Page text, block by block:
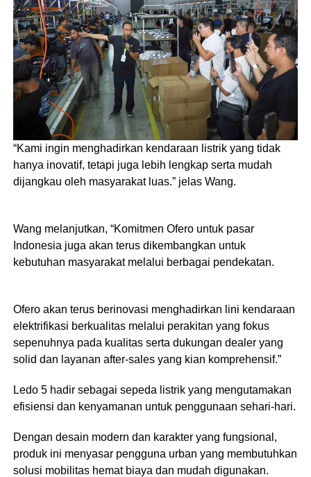
“Kami ingin menghadirkan kendaraan listrik yang tidak
hanya inovatif, tetapi juga lebih lengkap serta mudah
dijangkau oleh masyarakat luas.” jelas Wang.
Wang melanjutkan, “Komitmen Ofero untuk pasar
Indonesia juga akan terus dikembangkan untuk
kebutuhan masyarakat melalui berbagai pendekatan.
Ofero akan terus berinovasi menghadirkan lini kendaraan
elektrifikasi berkualitas melalui perakitan yang fokus
sepenuhnya pada kualitas serta dukungan dealer yang
solid dan layanan after-sales yang kian komprehensif.”
Ledo 5 hadir sebagai sepeda listrik yang mengutamakan
efisiensi dan kenyamanan untuk penggunaan sehari-hari.
Dengan desain modern dan karakter yang fungsional,
produk ini menyasar pengguna urban yang membutuhkan
solusi mobilitas hemat biaya dan mudah digunakan.